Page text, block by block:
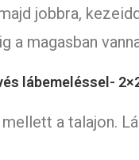
jobbra,
a magasban
lábemeléssel-
a talajon.